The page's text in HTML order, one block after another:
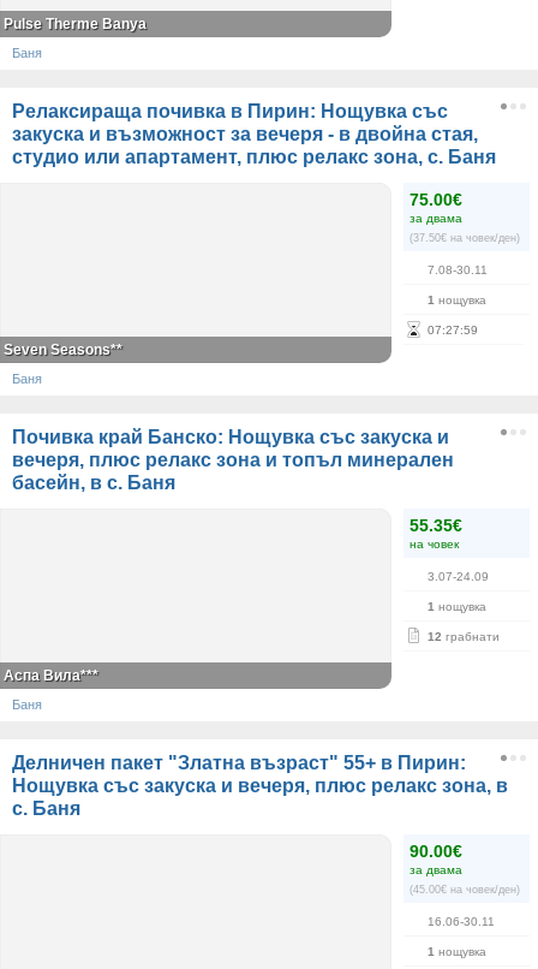
Pulse Therme Banya
Баня
Релаксираща почивка в Пирин: Нощувка със
закуска и възможност за вечеря - в двойна стая,
студио или апартамент, плюс релакс зона, с. Баня
75.00€
за двама
(37.50€ на човек/ден)
7.08-30.11
1 нощувка
07:27:59
Seven Seasons**
Баня
Почивка край Банско: Нощувка със закуска и
вечеря, плюс релакс зона и топъл минерален
басейн, в с. Баня
55.35€
на човек
3.07-24.09
1 нощувка
12 грабнати
Аспа Вила***
Баня
Делничен пакет "Златна възраст" 55+ в Пирин:
Нощувка със закуска и вечеря, плюс релакс зона, в
с. Баня
90.00€
за двама
(45.00€ на човек/ден)
16.06-30.11
1 нощувка